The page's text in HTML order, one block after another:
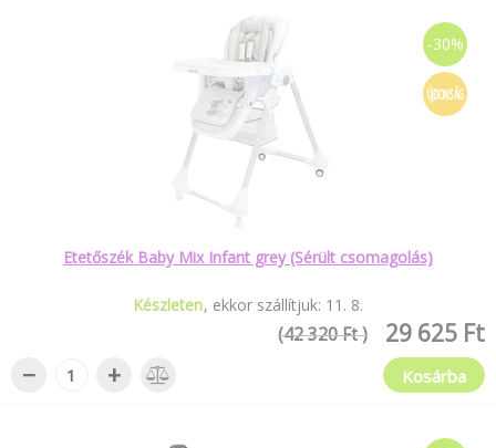
-30%
ÚJDONSÁG
Etetőszék Baby Mix Infant grey (Sérült csomagolás)
Készleten ekkor szállítjuk: 11 . 8.
29 625 Ft
(42 320 Ft )
− + Kosárba